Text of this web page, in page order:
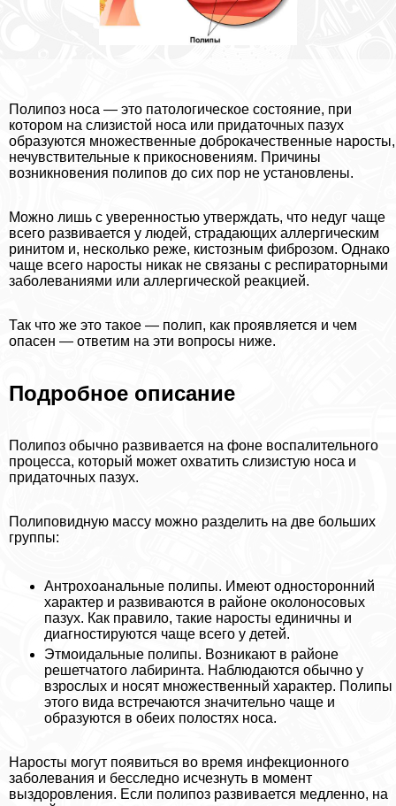
Полипоз носа — это патологическое состояние, при
котором на слизистой носа или придаточных пазух
образуются множественные доброкачественные наросты,
нечувствительные к прикосновениям. Причины
возникновения полипов до сих пор не установлены.
Можно лишь с уверенностью утверждать, что недуг чаще
всего развивается у людей, страдающих аллергическим
ринитом и, несколько реже, кистозным фиброзом. Однако
чаще всего наросты никак не связаны с респираторными
заболеваниями или аллергической реакцией.
Так что же это такое — полип, как проявляется и чем
опасен — ответим на эти вопросы ниже.
Подробное описание
Полипоз обычно развивается на фоне воспалительного
процесса, который может охватить слизистую носа и
придаточных пазух.
Полиповидную массу можно разделить на две больших
группы:
Антрохоaнaльные полипы. Имеют односторонний
хаpaктер и развиваются в районе околоносовых
пазух. Как правило, такие наросты единичны и
диагностируются чаще всего у детей.
Этмоидальные полипы. Возникают в районе
решетчатого лабиринта. Наблюдаются обычно у
взрослых и носят множественный хаpaктер. Полипы
этого вида встречаются значительно чаще и
образуются в обеих полостях носа.
Наросты могут появиться во время инфекционного
заболевания и бесследно исчезнуть в момент
выздоровления. Если полипоз развивается медленно, на